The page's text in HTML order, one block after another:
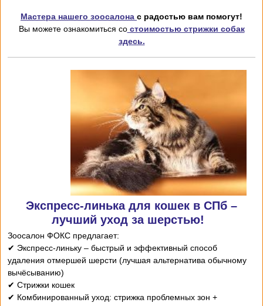
Мастера нашего зоосалона с радостью вам помогут!
Вы можете ознакомиться состоимостью стрижки собак
здесь.
Экспресс-линька для кошек в СПб –
лучший уход за шерстью!
Зоосалон ФОКС предлагает:
✔ Экспресс-линьку – быстрый и эффективный способ
удаления отмершей шерсти (лучшая альтернатива обычному
вычёсыванию)
✔ Стрижки кошек
✔ Комбинированный уход: стрижка проблемных зон +